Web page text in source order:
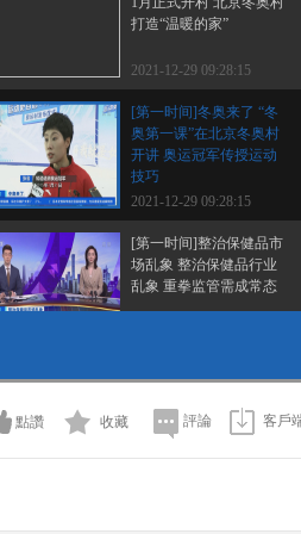
打造“温暖的家”
2021-12-29 09:28:15
[第一时间]冬奥来了 “冬
奥第一课”在北京冬奥村
开讲 奥运冠军传授运动
技巧
2021-12-29 09:28:15
[第一时间]整治保健品市
场乱象 整治保健品行业
乱象 重拳监管需成常态
排队体验艾灸凳 商家号
称用后百病不侵
2021-12-29 09:06:15
场乱象 宁夏银川：多部
點讚 收藏 評論 客戶